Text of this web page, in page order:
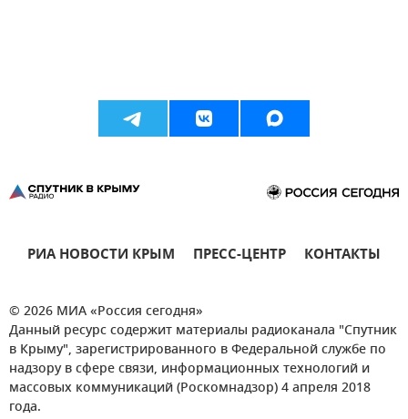
РИА НОВОСТИ КРЫМ ПРЕСС-ЦЕНТР КОНТАКТЫ
© 2026 МИА «Россия сегодня»
Данный ресурс содержит материалы радиоканала "Спутник
в Крыму", зарегистрированного в Федеральной службе по
надзору в сфере связи, информационных технологий и
массовых коммуникаций (Роскомнадзор) 4 апреля 2018
года.